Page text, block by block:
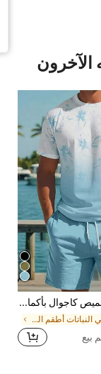
الآخرون
مجموعة قميص كاجوال بأكمام قصيرة وياقة دائرية مع طباعة أزهار استوائية وشورت بخصر رباط، مريحة وصديقة للبشرة للارتداء في العطلات والشاطئ
في النباتات أطقم الشاطئ للرجال